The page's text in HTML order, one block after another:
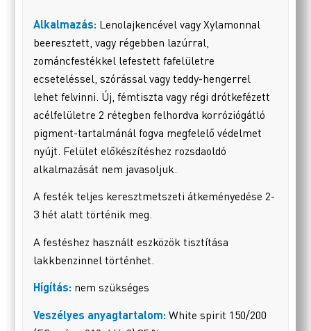
Alkalmazás: Lenolajkencével vagy Xylamonnal
beeresztett, vagy régebben lazúrral,
zománcfestékkel lefestett fafelületre
ecseteléssel, szórással vagy teddy-hengerrel
lehet felvinni. Új, fémtiszta vagy régi drótkefézett
acélfelületre 2 rétegben felhordva korróziógátló
pigment-tartalmánál fogva megfelelő védelmet
nyújt. Felület előkészítéshez rozsdaoldó
alkalmazását nem javasoljuk.
A festék teljes keresztmetszeti átkeményedése 2-
3 hét alatt történik meg.
A festéshez használt eszközök tisztítása
lakkbenzinnel történhet.
Hígítás: nem szükséges
Veszélyes anyagtartalom: White spirit 150/200